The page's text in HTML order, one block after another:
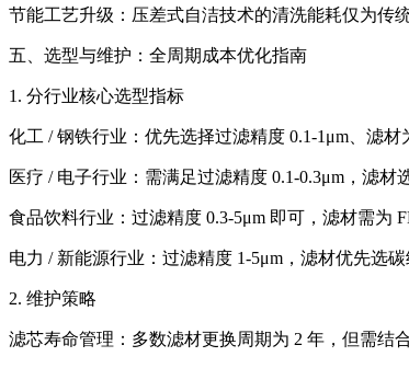
节能工艺升级：压差式自洁技术的清洗能耗仅为传
五、选型与维护：全周期成本优化指南
1. 分行业核心选型指标
化工 / 钢铁行业：优先选择过滤精度 0.1-1μm、滤
医疗 / 电子行业：需满足过滤精度 0.1-0.3μm，滤材
食品饮料行业：过滤精度 0.3-5μm 即可，滤材需为
电力 / 新能源行业：过滤精度 1-5μm，滤材优先选
2. 维护策略
滤芯寿命管理：多数滤材更换周期为 2 年，但需